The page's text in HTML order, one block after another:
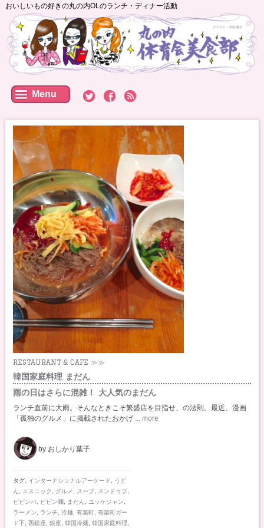
おいしいもの好きの丸の内OLのランチ・ディナー活動
Menu
RESTAURANT & CAFE ≫≫
韓国家庭料理 まだん
雨の日はさらに混雑！ 大人気のまだん
ランチ直前に大雨。そんなときこそ繁盛店を目指せ、の法則。最近、漫画
「孤独のグルメ」に掲載されたおかげ... more
by おしかり葉子
タグ: インターナショナルアーケード
うど
ん
エスニック グルメ スープ, スンドゥブ,
ピビンバ, ピビン麺, まだん ユッケジャン
ラーメン
ランチ 冷麺, 有楽町, 有楽町ガー
ド下, 西銀座 銀座 韓国冷麺, 韓国家庭料理